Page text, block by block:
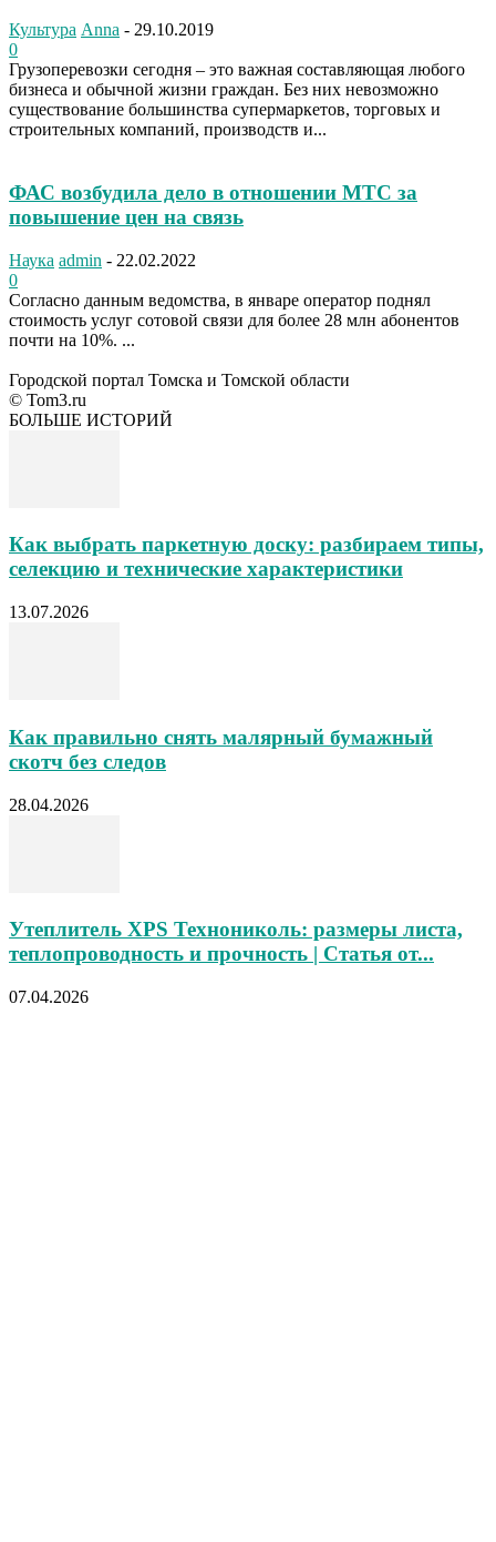
Культура Anna - 29.10.2019
0
Грузоперевозки сегодня – это важная составляющая любого
бизнеса и обычной жизни граждан. Без них невозможно
существование большинства супермаркетов, торговых и
строительных компаний, производств и...
ФАС возбудила дело в отношении МТС за
повышение цен на связь
Наука admin - 22.02.2022
0
Согласно данным ведомства, в январе оператор поднял
стоимость услуг сотовой связи для более 28 млн абонентов
почти на 10%. ...
Городской портал Томска и Томской области
© Tom3.ru
БОЛЬШЕ ИСТОРИЙ
Как выбрать паркетную доску: разбираем типы,
селекцию и технические характеристики
13.07.2026
Как правильно снять малярный бумажный
скотч без следов
28.04.2026
Утеплитель XPS Технониколь: размеры листа,
теплопроводность и прочность | Статья от...
07.04.2026